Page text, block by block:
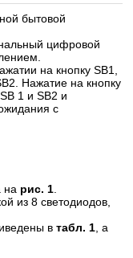
бытовой
цифровой
на кнопку SB1,
Нажатие на кнопку
1 и SB2 и
с
на рис. 1
из 8 светодиодов,
втабл. 1 , а